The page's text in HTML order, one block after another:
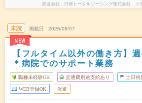
派遣会社 日研トータルソーシング株式会社 メ
未読
NEW
掲載日 2026/08/07
【フルタイム以外の働き方】
＊病院でのサポート業務
職種未経験OK 交通費別途支給あり 土日祝
WEB登録OK 派遣